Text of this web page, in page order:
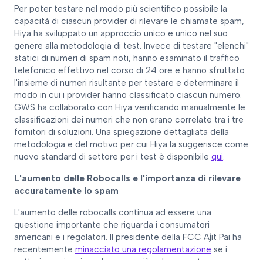
Per poter testare nel modo più scientifico possibile la
capacità di ciascun provider di rilevare le chiamate spam,
Hiya ha sviluppato un approccio unico e unico nel suo
genere alla metodologia di test. Invece di testare "elenchi"
statici di numeri di spam noti, hanno esaminato il traffico
telefonico effettivo nel corso di 24 ore e hanno sfruttato
l'insieme di numeri risultante per testare e determinare il
modo in cui i provider hanno classificato ciascun numero.
GWS ha collaborato con Hiya verificando manualmente le
classificazioni dei numeri che non erano correlate tra i tre
fornitori di soluzioni. Una spiegazione dettagliata della
metodologia e del motivo per cui Hiya la suggerisce come
nuovo standard di settore per i test è disponibile qui.
L'aumento delle Robocalls e l'importanza di rilevare
accuratamente lo spam
L'aumento delle robocalls continua ad essere una
questione importante che riguarda i consumatori
americani e i regolatori. Il presidente della FCC Ajit Pai ha
recentemente minacciato una regolamentazione se i